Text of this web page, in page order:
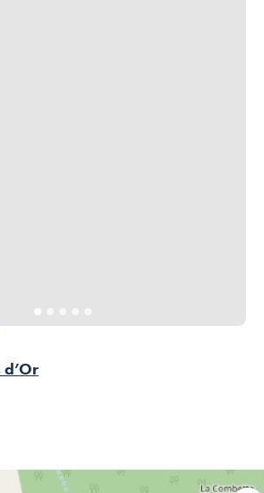
vous offrent la possibilité de vous